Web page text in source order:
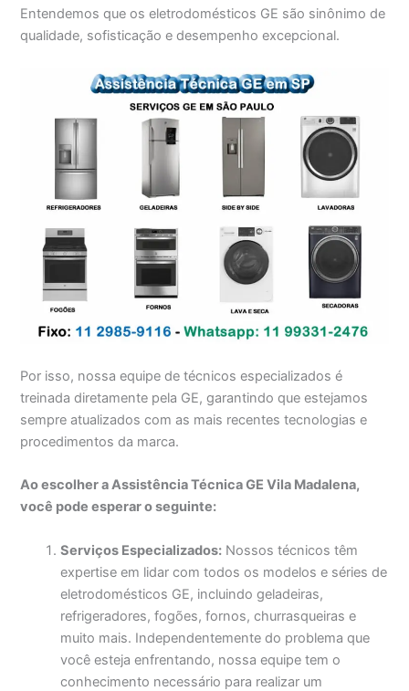
Entendemos que os eletrodomésticos GE são sinônimo de
qualidade, sofisticação e desempenho excepcional.
Por isso, nossa equipe de técnicos especializados é
treinada diretamente pela GE, garantindo que estejamos
sempre atualizados com as mais recentes tecnologias e
procedimentos da marca.
Ao escolher a Assistência Técnica GE Vila Madalena,
você pode esperar o seguinte:
Serviços Especializados: Nossos técnicos têm
expertise em lidar com todos os modelos e séries de
eletrodomésticos GE, incluindo geladeiras,
refrigeradores, fogões, fornos, churrasqueiras e
muito mais. Independentemente do problema que
você esteja enfrentando, nossa equipe tem o
conhecimento necessário para realizar um